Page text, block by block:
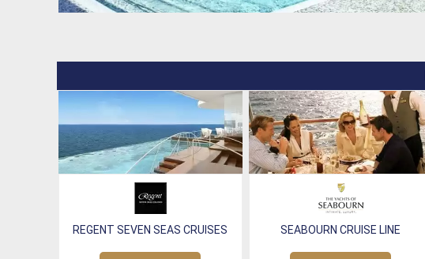
REGENT SEVEN SEAS CRUISES SEABOURN CRUISE LINE